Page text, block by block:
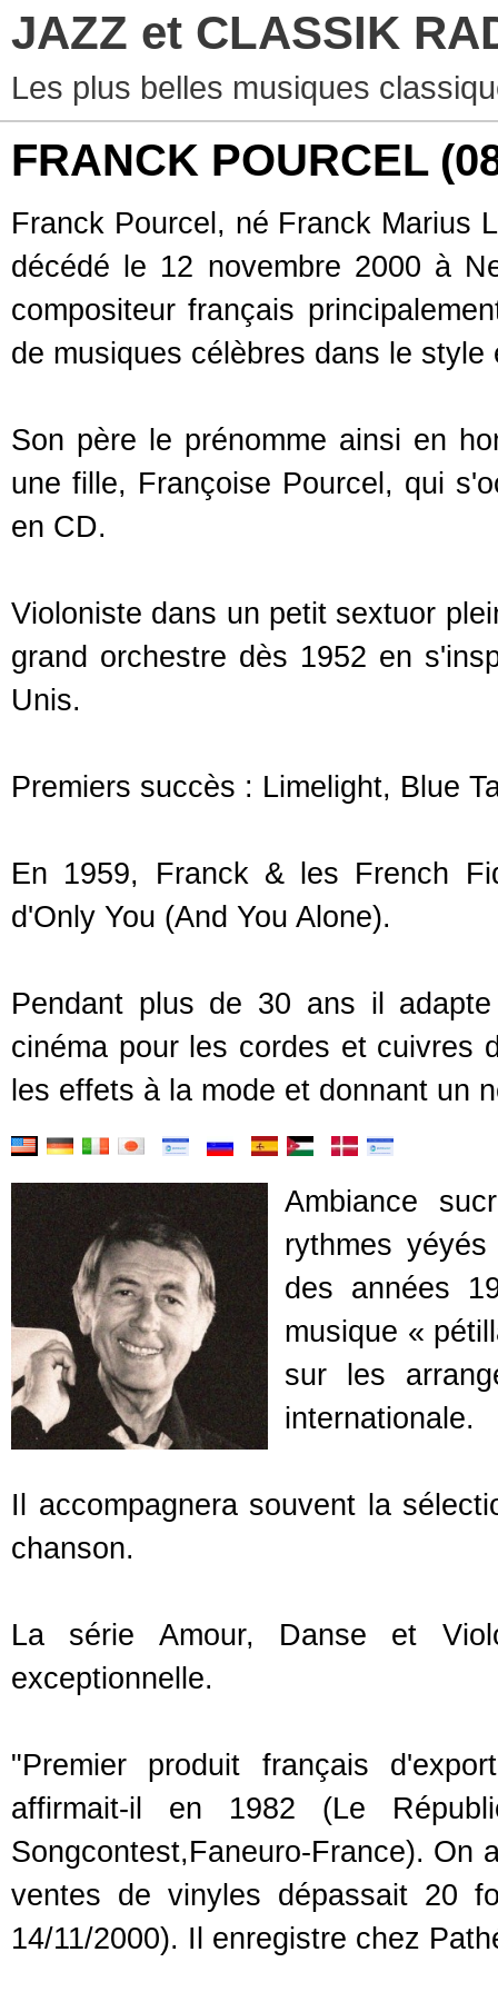
JAZZ et CLASSIK
Les plus belles musiques
FRANCK POURCEL
Franck Pourcel, né Franck Marius
décédé le 12 novembre 2000 à
compositeur français
de musiques célèbres dans le style
Son père le prénomme ainsi en
une fille, Françoise Pourcel, qui
en CD.
Violoniste dans un petit sextuor
grand orchestre dès 1952 en
Unis.
Premiers succès : Limelight, Blue
En 1959, Franck & les French
d'Only You (And You Alone).
Pendant plus de 30 ans il
cinéma pour les cordes et cuivres
les effets à la mode et donnant un
Ambiance
rythmes
des années
musique «
sur les
internationale.
Il accompagnera souvent la
chanson.
La série Amour, Danse et
exceptionnelle.
"Premier produit français
affirmait-il en 1982 (Le
Songcontest,Faneuro-France). On
ventes de vinyles dépassait 20
14/11/2000). Il enregistre chez